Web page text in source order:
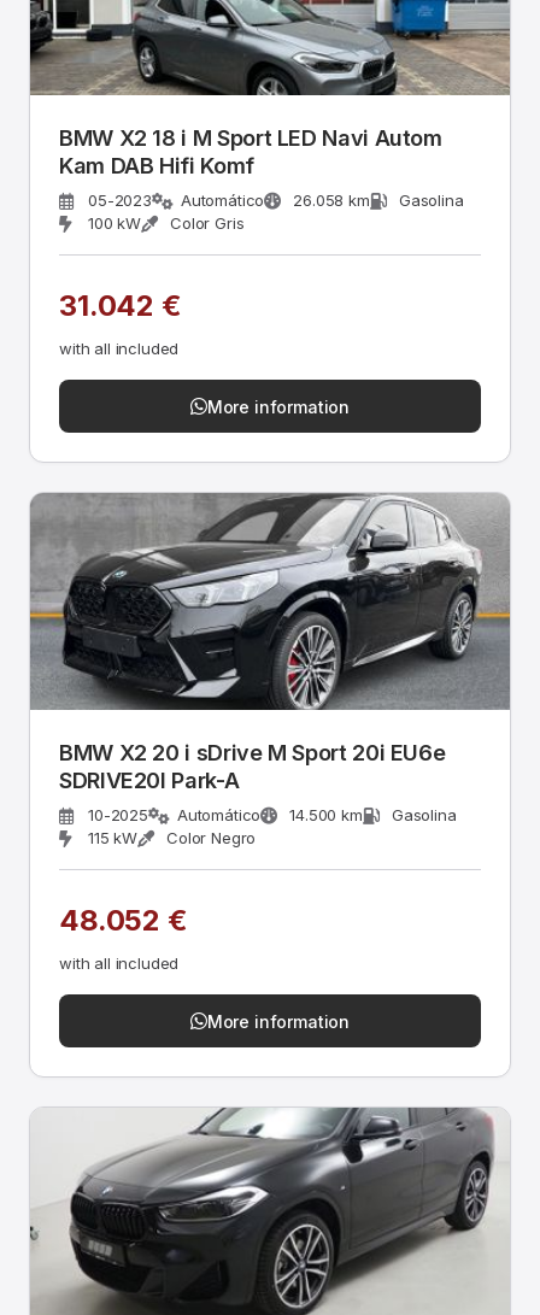
BMW X2 18 i M Sport LED Navi Autom
Kam DAB Hifi Komf
05-2023 Automático 26.058 km
Gasolina
100 kW
Color Gris
31.042 €
with all included
More information
BMW X2 20 i sDrive M Sport 20i EU6e
SDRIVE20I Park-A
10-2025 Automático 14.500 km
Gasolina
115 kW
Color Negro
48.052 €
with all included
More information